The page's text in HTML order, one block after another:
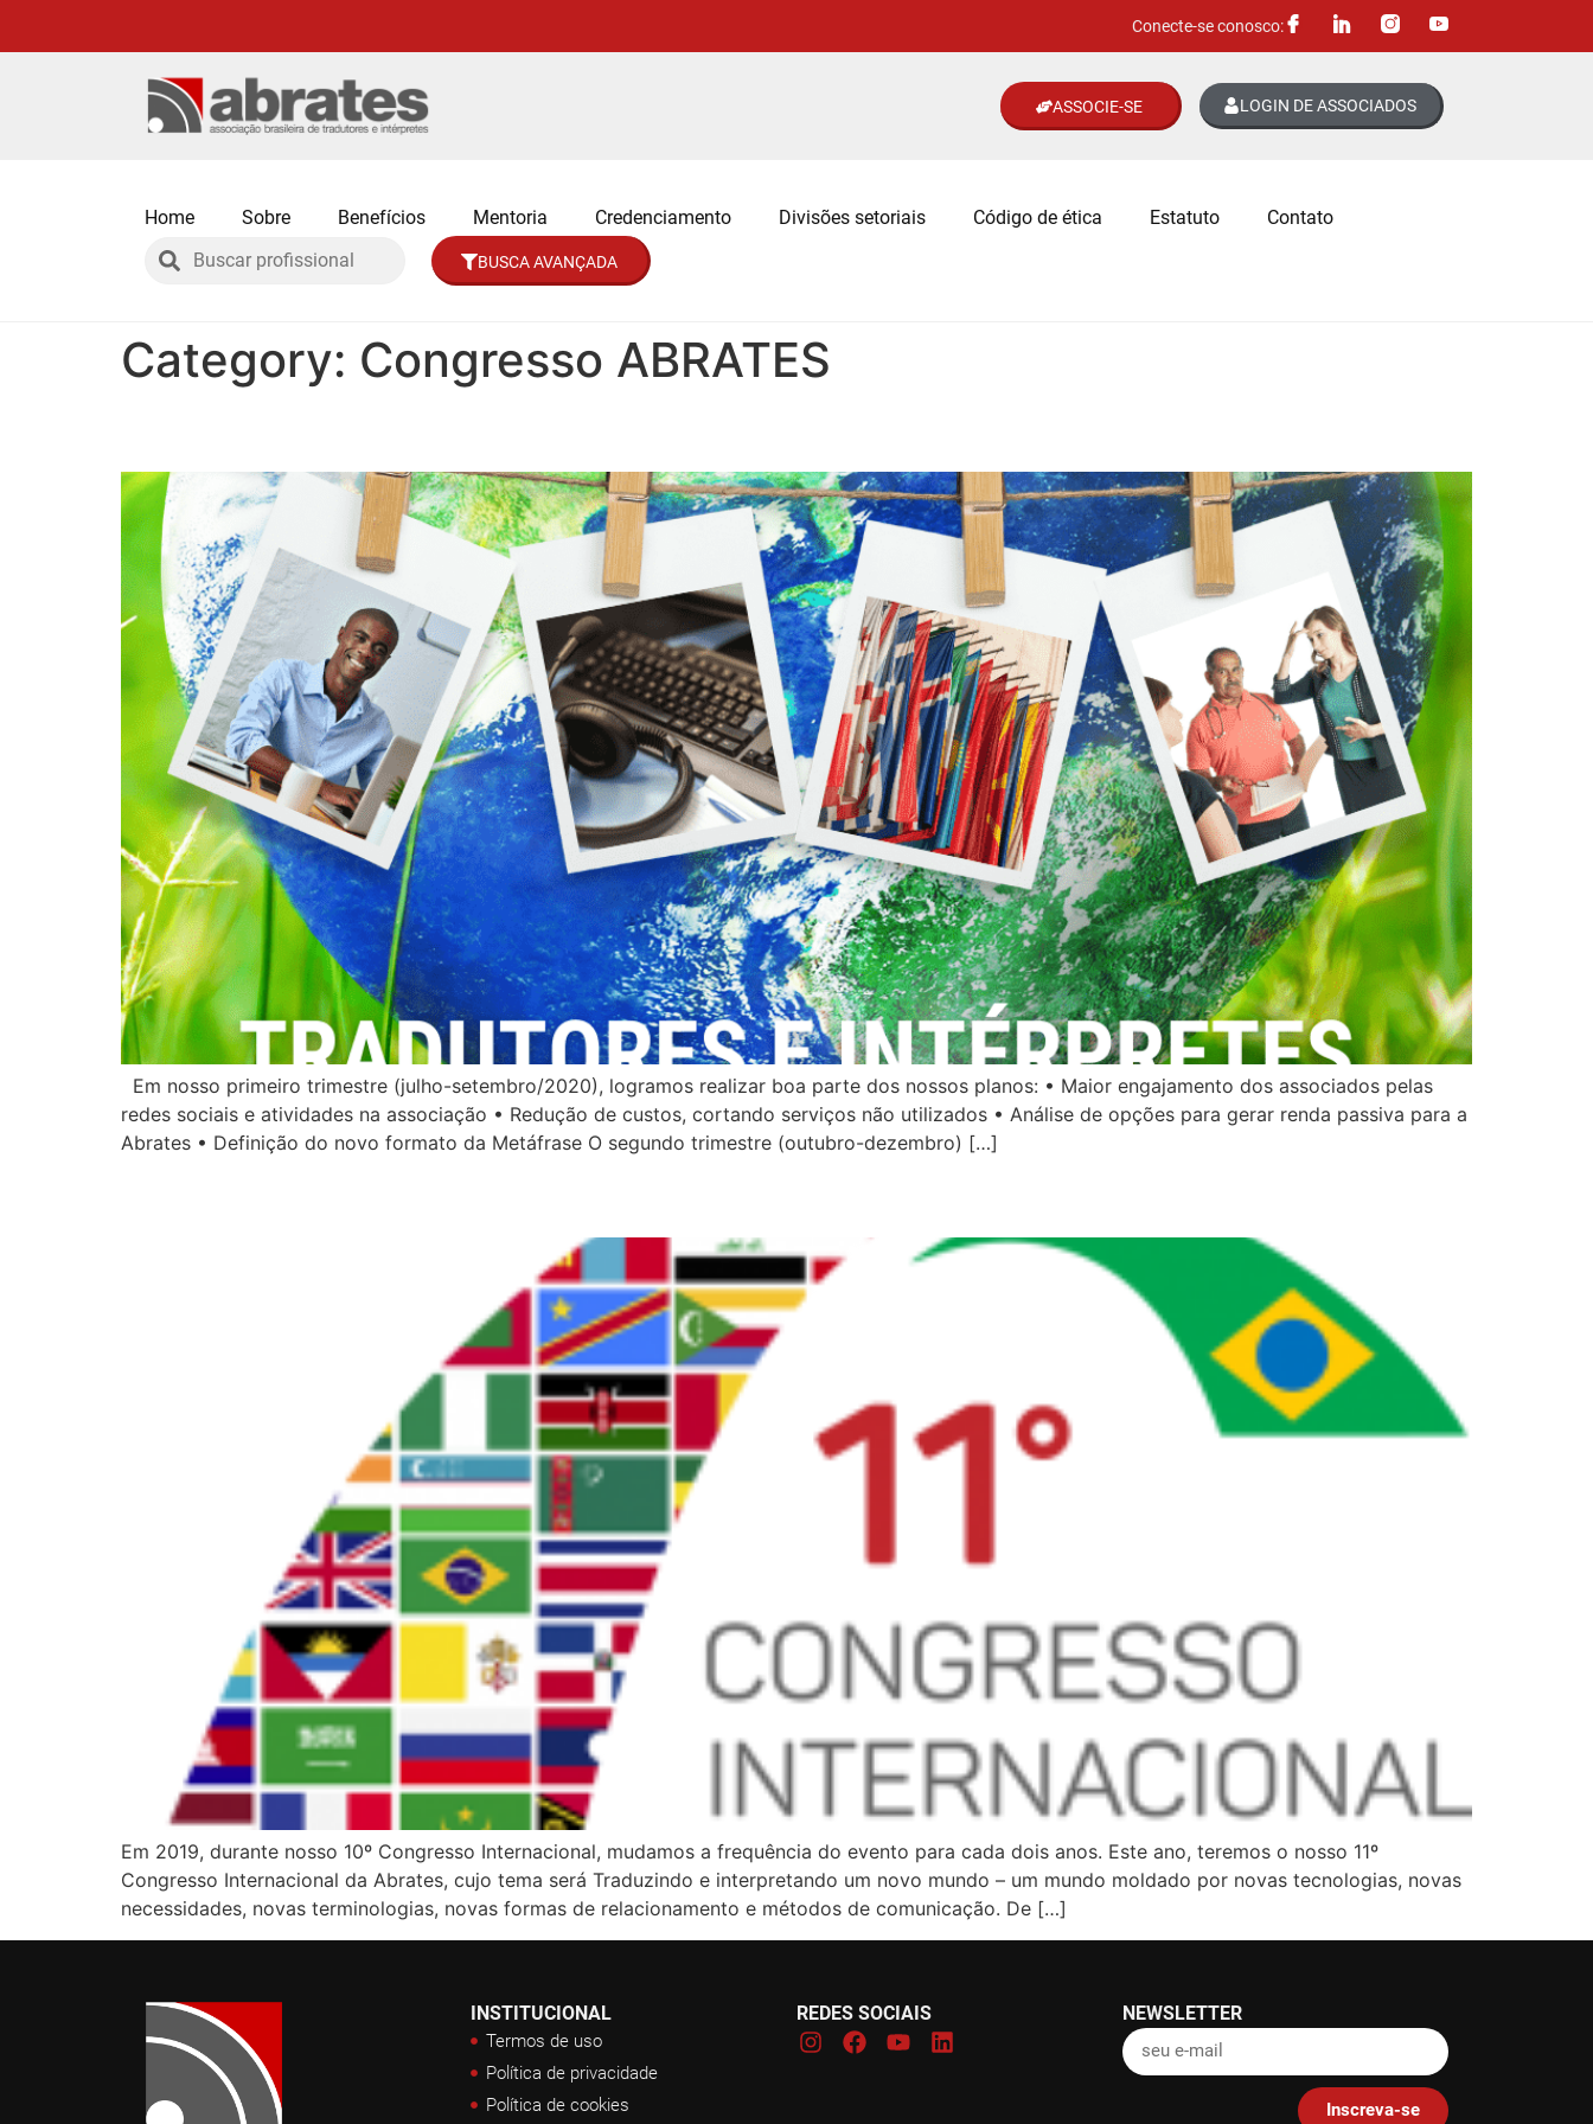
Conecte-se conosco:
ASSOCIE-SE LOGIN DE ASSOCIADOS
Home Sobre Benefícios Mentoria Credenciamento Divisões setoriais Código de ética Estatuto Contato
BUSCA AVANÇADA
Category: Congresso ABRATES
Em nosso primeiro trimestre (julho-setembro/2020), logramos realizar boa parte dos nossos planos: • Maior engajamento dos associados pelas
redes sociais e atividades na associação • Redução de custos, cortando serviços não utilizados • Análise de opções para gerar renda passiva para a
Abrates • Definição do novo formato da Metáfrase O segundo trimestre (outubro-dezembro) […]
Em 2019, durante nosso 10º Congresso Internacional, mudamos a frequência do evento para cada dois anos. Este ano, teremos o nosso 11º
Congresso Internacional da Abrates, cujo tema será Traduzindo e interpretando um novo mundo – um mundo moldado por novas tecnologias, novas
necessidades, novas terminologias, novas formas de relacionamento e métodos de comunicação. De […]
INSTITUCIONAL
Termos de uso
Política de privacidade
Política de cookies
REDES SOCIAIS NEWSLETTER
Inscreva-se